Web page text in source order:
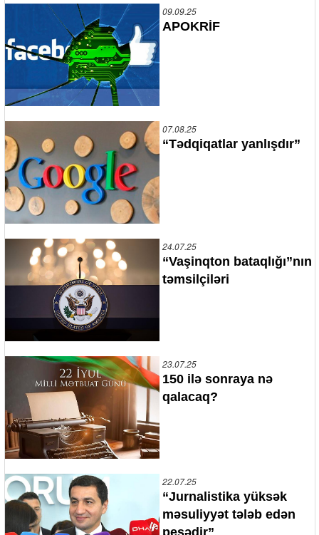
09.09.25
APOKRİF
07.08.25
“Tədqiqatlar yanlışdır”
24.07.25
“Vaşinqton bataqlığı”nın
təmsilçiləri
23.07.25
150 ilə sonraya nə
qalacaq?
22.07.25
“Jurnalistika yüksək
məsuliyyət tələb edən
peşədir”